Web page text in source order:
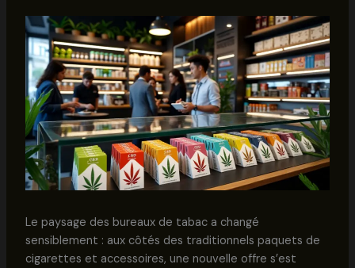
Le paysage des bureaux de tabac a changé
sensiblement : aux côtés des traditionnels paquets de
cigarettes et accessoires, une nouvelle offre s’est